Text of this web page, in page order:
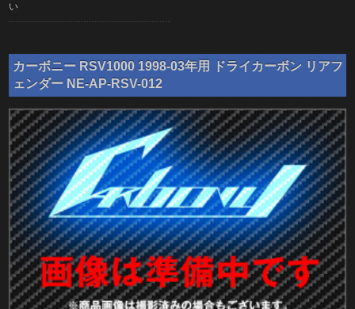
い
カーボニー RSV1000 1998-03年用 ドライカーボン リアフ
ェンダー NE-AP-RSV-012